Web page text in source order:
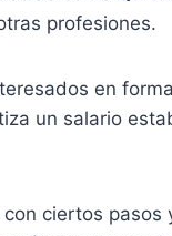
profesiones.
en
un salario
ciertos